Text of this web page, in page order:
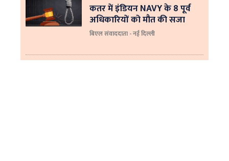
कतर में इंडियन NAVY के 8 पूर्व
अधिकारियों को मौत की सजा
बिएल संवाददाता - नई दिल्ली